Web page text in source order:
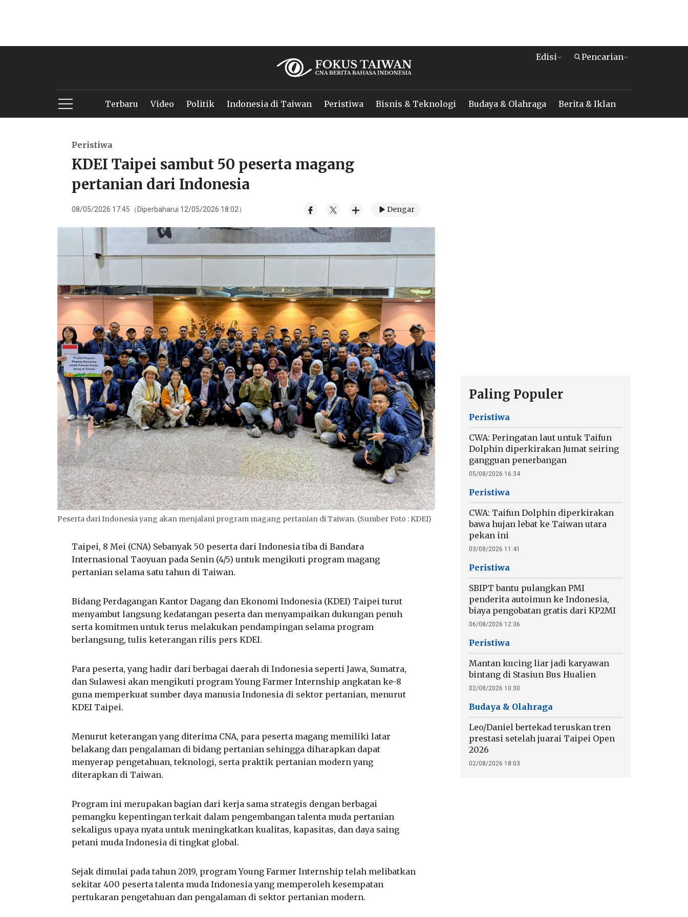
Edisi Pencarian
Terbaru Video Politik Indonesia di Taiwan Peristiwa Bisnis & Teknologi Budaya & Olahraga Berita & Iklan
Peristiwa
KDEI Taipei sambut 50 peserta magang
pertanian dari Indonesia
08/05/2026 17:45（Diperbaharui 12/05/2026 18:02） Dengar
Peserta dari Indonesia yang akan menjalani program magang pertanian di Taiwan. (Sumber Foto : KDEI)
Taipei, 8 Mei (CNA) Sebanyak 50 peserta dari Indonesia tiba di Bandara
Internasional Taoyuan pada Senin (4/5) untuk mengikuti program magang
pertanian selama satu tahun di Taiwan.
Bidang Perdagangan Kantor Dagang dan Ekonomi Indonesia (KDEI) Taipei turut
menyambut langsung kedatangan peserta dan menyampaikan dukungan penuh
serta komitmen untuk terus melakukan pendampingan selama program
berlangsung, tulis keterangan rilis pers KDEI.
Para peserta, yang hadir dari berbagai daerah di Indonesia seperti Jawa, Sumatra,
dan Sulawesi akan mengikuti program Young Farmer Internship angkatan ke-8
guna memperkuat sumber daya manusia Indonesia di sektor pertanian, menurut
KDEI Taipei.
Menurut keterangan yang diterima CNA, para peserta magang memiliki latar
belakang dan pengalaman di bidang pertanian sehingga diharapkan dapat
menyerap pengetahuan, teknologi, serta praktik pertanian modern yang
diterapkan di Taiwan.
Program ini merupakan bagian dari kerja sama strategis dengan berbagai
pemangku kepentingan terkait dalam pengembangan talenta muda pertanian
sekaligus upaya nyata untuk meningkatkan kualitas, kapasitas, dan daya saing
petani muda Indonesia di tingkat global.
Sejak dimulai pada tahun 2019, program Young Farmer Internship telah melibatkan
sekitar 400 peserta talenta muda Indonesia yang memperoleh kesempatan
pertukaran pengetahuan dan pengalaman di sektor pertanian modern.
Paling Populer
Peristiwa
CWA: Peringatan laut untuk Taifun
Dolphin diperkirakan Jumat seiring
gangguan penerbangan
05/08/2026 16:34
Peristiwa
CWA: Taifun Dolphin diperkirakan
bawa hujan lebat ke Taiwan utara
pekan ini
03/08/2026 11:41
Peristiwa
SBIPT bantu pulangkan PMI
penderita autoimun ke Indonesia,
biaya pengobatan gratis dari KP2MI
06/08/2026 12:36
Peristiwa
Mantan kucing liar jadi karyawan
bintang di Stasiun Bus Hualien
02/08/2026 10:30
Budaya & Olahraga
Leo/Daniel bertekad teruskan tren
prestasi setelah juarai Taipei Open
2026
02/08/2026 18:03